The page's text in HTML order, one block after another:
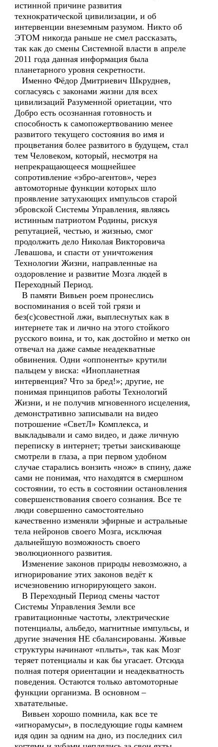
истинной причине развития
технократической цивилизации, и об
интервенции внеземным разумом. Никто об
ЭТОМ никогда раньше не смел рассказать,
так как до смены Системной власти в апреле
2011 года данная информация была
планетарного уровня секретности.
Именно Фёдор Дмитриевич Шкруднев,
согласуясь с законами жизни для всех
цивилизаций Разуменной ориетации, что
Добро есть осознанная готовность и
способность к самопожертвованию менее
развитого текущего состояния во имя и
процветания более развитого в будущем, стал
тем Человеком, который, несмотря на
непрекращающееся мощнейшее
сопротивление «эбро-агентов», через
автомоторные функции которых шло
проявление затухающих импульсов старой
эбровской Системы Управления, являясь
истинным патриотом Родины, рискуя
репутацией, честью, и жизнью, смог
продолжить дело Николая Викторовича
Левашова, и спасти от уничтожения
Технологии Жизни, направленные на
оздоровление и развитие Мозга людей в
Переходный Период.
В памяти Вивьен роем пронеслись
воспоминания о всей той грязи и
без(с)совестной лжи, выплеснутых как в
интернете так и лично на этого стойкого
русского воина, и то, как достойно и метко он
отвечал на даже самые неадекватные
обвинения. Одни «оппоненты» крутили
пальцем у виска: «Инопланетная
интервенция? Что за бред!»; другие, не
понимая принципов работы Технологий
Жизни, и не получив мгновенного исцеления,
демонстративно записывали на видео
потрошение «СветЛ» Комплекса, и
выкладывали и само видео, и даже личную
переписку в интернет; третьи заискивающе
смотрели в глаза, а при первом удобном
случае старались вонзить «нож» в спину, даже
сами не понимая, что находятся в смершном
состоянии, то есть в состоянии остановления
совершенствования своего сознания. Все те
люди совершенно самостоятельно
качественно изменяли эфирные и астральные
тела нейронов своего Мозга, исключая
дальнейшую возможность своего
эволюционного развития.
Изменение законов природы невозможно, а
игнорирование этих законов ведёт к
исчезновению игнорирующего закон.
В Переходный Период смены частот
Системы Управления Земли все
гравитационные частоты, электрические
потенциалы, альбедо, магнитные импульсы, и
другие значения НЕ сбалансированы. Живые
структуры начинают «плыть», так как Мозг
теряет потенциалы и как бы угасает. Отсюда
полная потеря ориентации и неадекватность
поведения. Остаются только автомоторные
функции организма. В основном –
хватательные.
Вивьен хорошо помнила, как все те
«игнорамусы», в последующие годы камнем
идя один за одним на дно, из последних сил